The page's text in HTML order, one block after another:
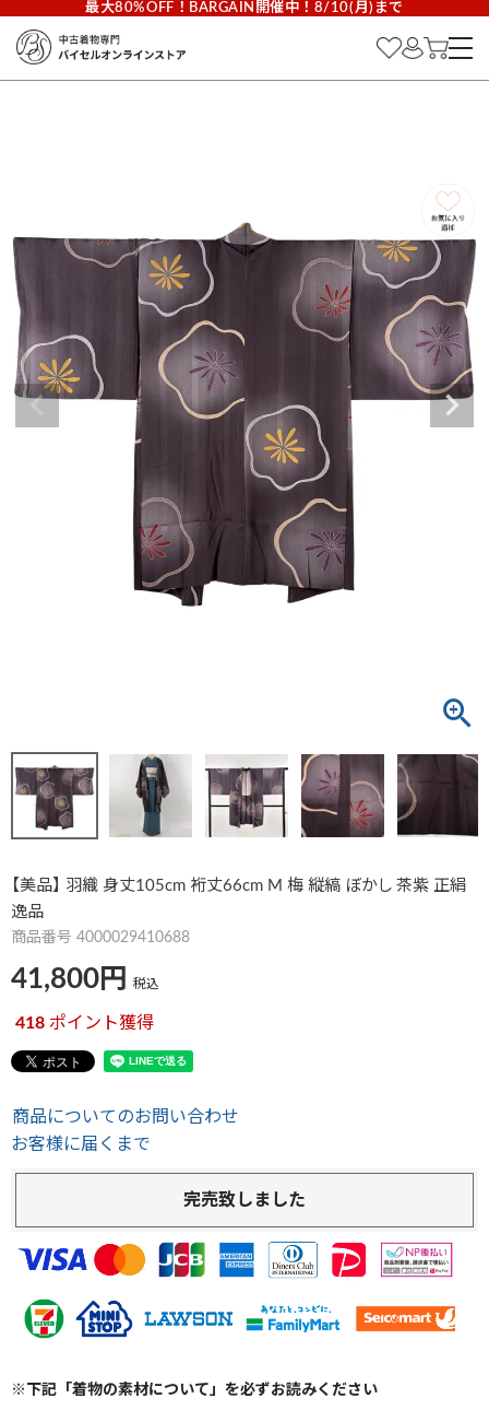
最大80%OFF！BARGAIN開催中！8/10(月)まで
【美品】 羽織 身丈105cm 裄丈66cm M 梅 縦縞 ぼかし 茶紫 正絹
逸品
商品番号 4000029410688
41,800 税込
418 ポイント獲得
商品についてのお問い合わせ
お客様に届くまで
完売致しました
※下記「着物の素材について」を必ずお読みください